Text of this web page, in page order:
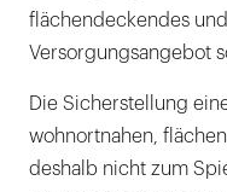
flächendeckendes
Versorgungsangebot
Die Sicherstellung
wohnortnahen,
deshalb nicht zum